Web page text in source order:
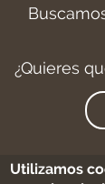
¿Quieres
Utilizamos